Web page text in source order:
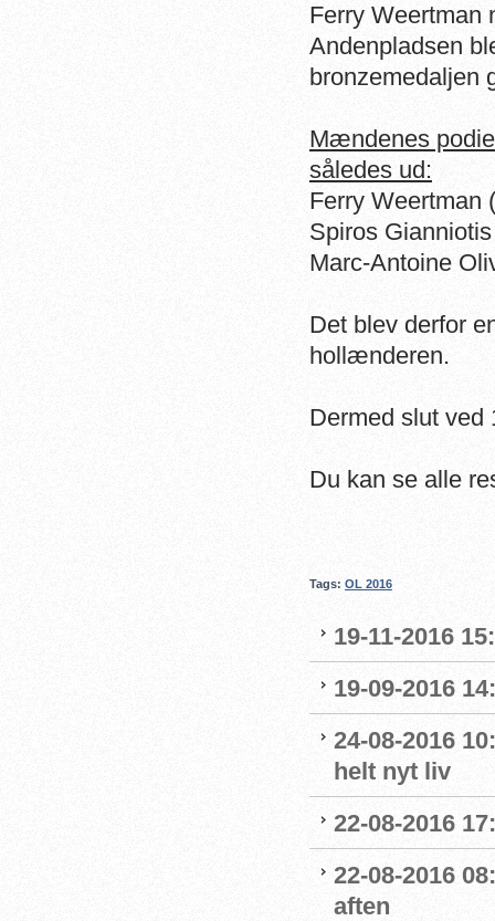
Ferry Weertman
Andenpladsen
bronzemedaljen
Mændenes
således ud:
Ferry Weertman
Spiros
Marc-Antoine
Det blev derfor
hollænderen.
Dermed slut ved
Du kan se alle
Tags: OL 2016
19-11-2016
19-09-2016
24-08-2016
helt nyt liv
22-08-2016
22-08-2016
aften